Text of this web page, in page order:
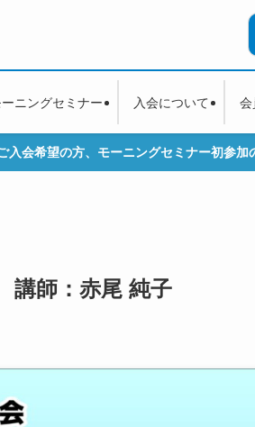
ニングセミナー 入会について 会
入会希望の方、モーニングセミナー初参加
講師：赤尾 純子